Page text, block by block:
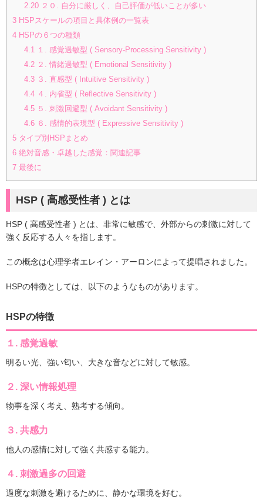
2.20２０. 自分に厳しく、自己評価が低いことが多い
3 HSPスケールの項目と具体例の一覧表
4 HSPの６つの種類
4.1１. 感覚過敏型 ( Sensory-Processing Sensitivity )
4.2２. 情緒過敏型 ( Emotional Sensitivity )
4.3３. 直感型 ( Intuitive Sensitivity )
4.4４. 内省型 ( Reflective Sensitivity )
4.5５. 刺激回避型 ( Avoidant Sensitivity )
4.6６. 感情的表現型 ( Expressive Sensitivity )
5 タイプ別HSPまとめ
6 絶対音感・卓越した感覚：関連記事
7 最後に
HSP ( 高感受性者 ) とは
HSP ( 高感受性者 ) とは、非常に敏感で、外部からの刺激に対して
強く反応する人々を指します。
この概念は心理学者エレイン・アーロンによって提唱されました。
HSPの特徴としては、以下のようなものがあります。
HSPの特徴
１. 感覚過敏
明るい光、強い匂い、大きな音などに対して敏感。
２. 深い情報処理
物事を深く考え、熟考する傾向。
３. 共感力
他人の感情に対して強く共感する能力。
４. 刺激過多の回避
過度な刺激を避けるために、静かな環境を好む。